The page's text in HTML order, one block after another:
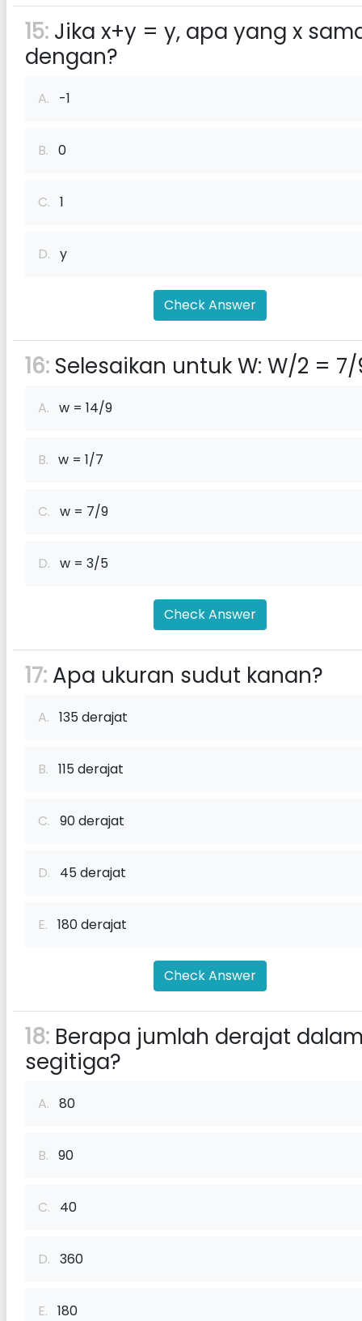
15: Jika x+y = y, apa yang x
dengan?
A. -1
B. 0
C. 1
D. y
Check Answer
16: Selesaikan untuk W: W/2 =
A. w = 14/9
B. w = 1/7
C. w = 7/9
D. w = 3/5
Check Answer
17: Apa ukuran sudut kanan?
A. 135 derajat
B. 115 derajat
C. 90 derajat
D. 45 derajat
E. 180 derajat
Check Answer
18: Berapa jumlah derajat
segitiga?
A. 80
B. 90
C. 40
D. 360
E. 180